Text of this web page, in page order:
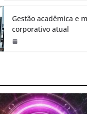
Gestão acadêmica e
corporativo atual